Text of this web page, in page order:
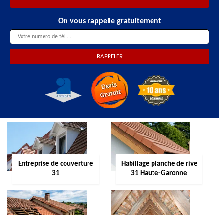
On vous rappelle gratuitement
Entreprise de couverture
31
Habillage planche de rive
31 Haute-Garonne